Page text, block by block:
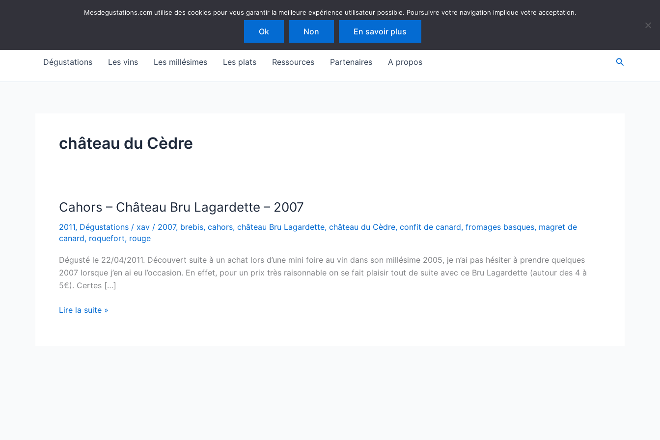
Mesdegustations
Dégustations Les vins Les millésimes Les plats Ressources Partenaires A propos
château du Cèdre
Cahors – Château Bru Lagardette – 2007
2011, Dégustations / xav / 2007, brebis, cahors, château Bru Lagardette, château du Cèdre, confit de canard, fromages basques, magret de
canard, roquefort, rouge
Dégusté le 22/04/2011. Découvert suite à un achat lors d’une mini foire au vin dans son millésime 2005, je n’ai pas hésiter à prendre quelques
2007 lorsque j’en ai eu l’occasion. En effet, pour un prix très raisonnable on se fait plaisir tout de suite avec ce Bru Lagardette (autour des 4 à
5€). Certes […]
Cahors
Lire la suite »
Mesdegustations.com utilise des cookies pour vous garantir la meilleure expérience utilisateur possible. Poursuivre votre navigation implique votre acceptation.
Ok Non En savoir plus